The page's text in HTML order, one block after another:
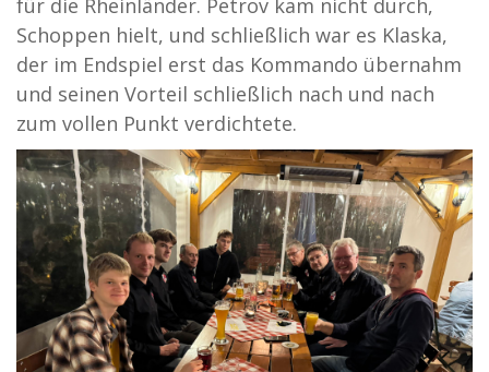
für die Rheinländer. Petrov kam nicht durch,
Schoppen hielt, und schließlich war es Klaska,
der im Endspiel erst das Kommando übernahm
und seinen Vorteil schließlich nach und nach
zum vollen Punkt verdichtete.